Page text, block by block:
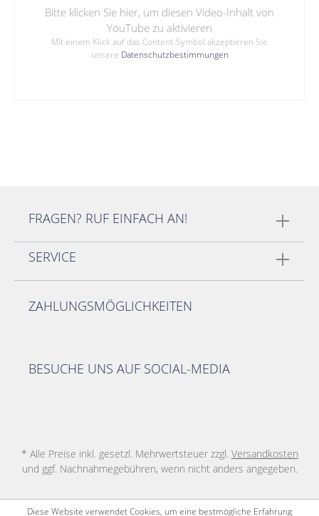
Bitte klicken Sie hier, um diesen Video-Inhalt von
YouTube zu aktivieren
Mit einem Klick auf das Content-Symbol akzeptieren Sie
unsere Datenschutzbestimmungen
FRAGEN? RUF EINFACH AN!
SERVICE
ZAHLUNGSMÖGLICHKEITEN
BESUCHE UNS AUF SOCIAL-MEDIA
* Alle Preise inkl. gesetzl. Mehrwertsteuer zzgl. Versandkosten
und ggf. Nachnahmegebühren, wenn nicht anders angegeben.
Diese Website verwendet Cookies, um eine bestmögliche Erfahrung